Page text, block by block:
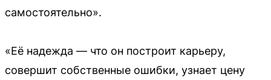
самостоятельно».
«Её надежда — что он построит карьеру,
совершит собственные ошибки, узнает цену